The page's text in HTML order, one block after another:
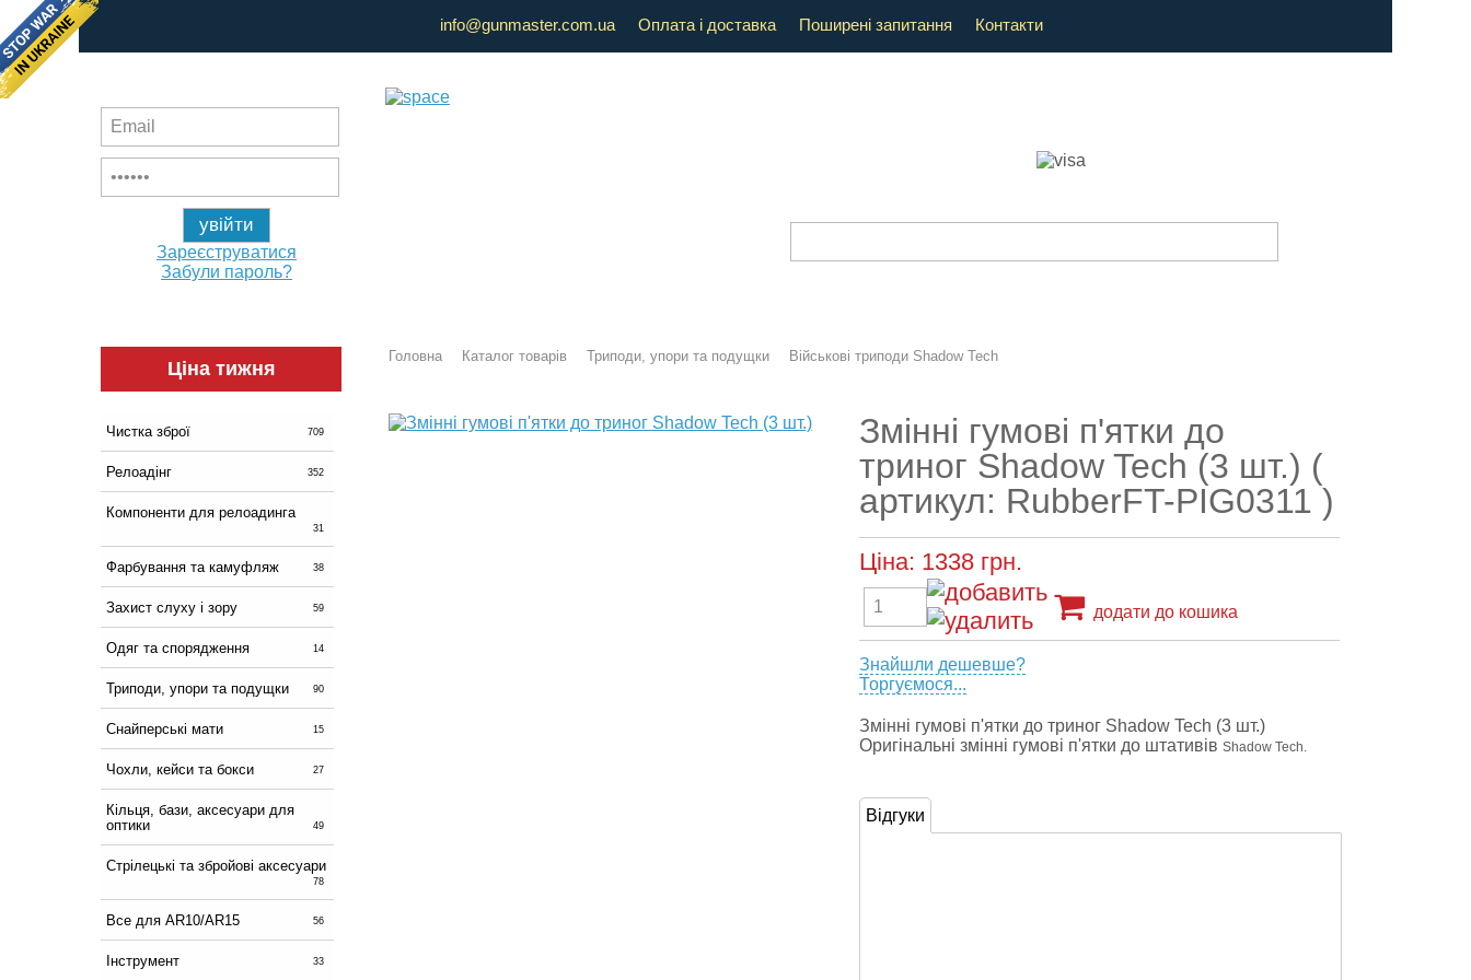
info@gunmaster.com.ua Оплата і доставка Поширені запитання Контакти
Зареєструватися
Забули пароль?
Ціна тижня
Чистка зброї 709
Релоадінг 352
Компоненти для релоадинга
31
Фарбування та камуфляж 38
Захист слуху і зору 59
Одяг та спорядження 14
Триподи, упори та подущки 90
Снайперські мати 15
Чохли, кейси та бокси 27
Кільця, бази, аксесуари для
оптики
49
Стрілецькі та збройові аксесуари
78
Все для AR10/AR15 56
Інструмент 33
Головна Каталог товарів Триподи, упори та подущки Військові триподи Shadow Tech
Змінні гумові п'ятки до
триног Shadow Tech (3 шт.) (
артикул: RubberFT-PIG0311 )
Ціна: 1338 грн.
додати до кошика
Знайшли дешевше?
Торгуємося...
Змінні гумові п'ятки до триног Shadow Tech (3 шт.)
Оригінальні змінні гумові п'ятки до штативівShadow Tech.
Відгуки